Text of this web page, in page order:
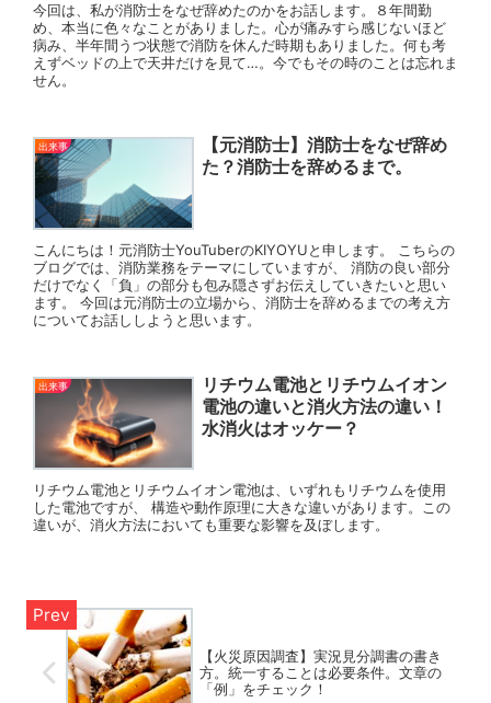
今回は、私が消防士をなぜ辞めたのかをお話します。８年間勤
め、本当に色々なことがありました。心が痛みすら感じないほど
病み、半年間うつ状態で消防を休んだ時期もありました。何も考
えずベッドの上で天井だけを見て…。今でもその時のことは忘れま
せん。
出来事
【元消防士】消防士をなぜ辞め
た？消防士を辞めるまで。
こんにちは！元消防士YouTuberのKIYOYUと申します。 こちらの
ブログでは、消防業務をテーマにしていますが、 消防の良い部分
だけでなく「負」の部分も包み隠さずお伝えしていきたいと思い
ます。 今回は元消防士の立場から、消防士を辞めるまでの考え方
についてお話ししようと思います。
出来事
リチウム電池とリチウムイオン
電池の違いと消火方法の違い！
水消火はオッケー？
リチウム電池とリチウムイオン電池は、いずれもリチウムを使用
した電池ですが、 構造や動作原理に大きな違いがあります。この
違いが、消火方法においても重要な影響を及ぼします。
【火災原因調査】実況見分調書の書き
方。統一することは必要条件。文章の
「例」をチェック！